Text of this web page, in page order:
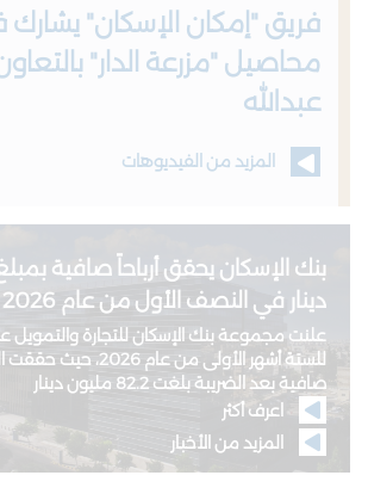
فريق "إمكان الإسكان"
محاصيل "مزرعة الدار"
عبدالله
المزيد من الفيديوهات
دينار في النصف الأول من عام 2026
علنت مجموعة بنك الإسكان للتجارة والتمويل
للستة أشهر الأولى من عام
صافية بعد الضريبة بلغت 82.2 مليون دينار
اعرف أكثر
المزيد من الأخبار